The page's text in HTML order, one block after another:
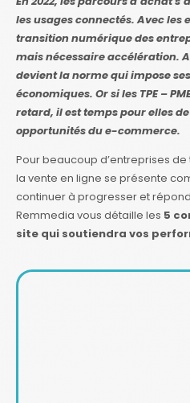
les usages connectés. Avec
transition numérique des
mais nécessaire accélération.
devient la norme qui impose
économiques. Or si les TPE –
retard, il est temps pour elles
opportunités du e-commerce.
Pour beaucoup d’entreprises
la vente en ligne se présente
continuer à progresser et
Remmedia vous détaille les 5
site qui soutiendra vos